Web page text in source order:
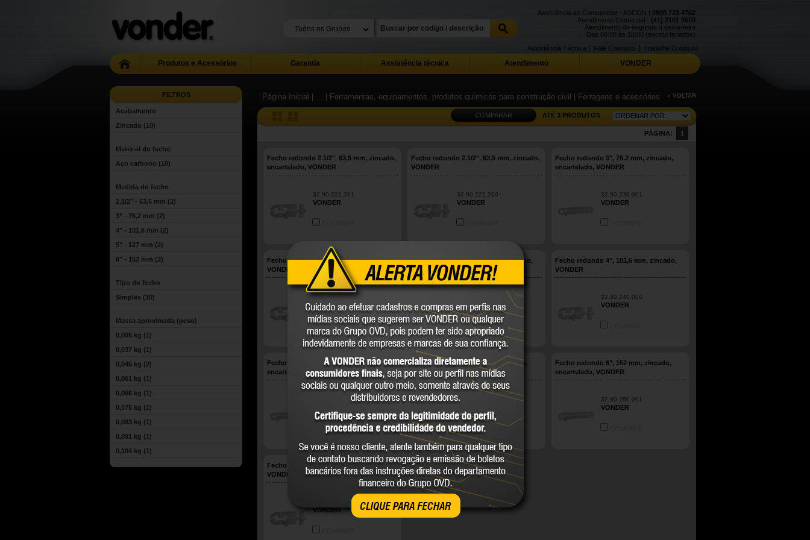
CLIQUE PARA FECHAR
Assistência ao Consumidor - ASCON | 0800 723 4762
Atendimento Comercial - (41) 2101 0550
Atendimento de segunda a sexta-feira
Das 08:00 às 18:00 (exceto feriados)
Trabalhe Conosco
Fale Conosco
Assistência Técnica
Produtos e Acessórios Garantia Assistência técnica Atendimento VONDER
FILTROS
Acabamento
Zincado (10)
Material do fecho
Aço carbono (10)
Medida do fecho
2.1/2" - 63,5 mm (2)
3" - 76,2 mm (2)
4" - 101,6 mm (2)
5" - 127 mm (2)
6" - 152 mm (2)
Tipo do fecho
Simples (10)
Massa aproximada (peso)
0,005 kg (1)
0,037 kg (1)
0,045 kg (2)
0,061 kg (1)
0,066 kg (1)
0,075 kg (1)
0,083 kg (1)
0,091 kg (1)
0,104 kg (1)
Página Inicial | ... | Ferramentas, equipamentos, produtos químicos para construção civil | Ferragens e acessórios « VOLTAR
COMPARAR ATÉ 3 PRODUTOS
PÁGINA: 1
Fecho redondo 2.1/2", 63,5 mm, zincado,
encartelado, VONDER
32.90.221.201
VONDER
Fecho redondo 2.1/2", 63,5 mm, zincado,
VONDER
32.90.221.200
VONDER
Fecho redondo 3", 76,2 mm, zincado,
encartelado, VONDER
32.90.230.001
VONDER
Fecho redondo 3", 76,2 mm, zincado,
VONDER
32.90.230.000
VONDER
COMPARE
Fecho redondo 4", 101,6 mm, zincado,
encartelado, VONDER
VONDER
COMPARE
Fecho redondo 4", 101,6 mm, zincado,
VONDER
32.90.240.000
VONDER
Fecho redondo 5", 127 mm, zincado,
encartelado, VONDER
32.90.250.001
COMPARE
Fecho redondo 5", 127 mm, zincado,
VONDER
32.90.250.000
COMPARE
Fecho redondo 6", 152 mm, zincado,
encartelado, VONDER
32.90.260.001
VONDER
Fecho redondo 6", 152 mm, zincado,
VONDER
32.90.260.000
VONDER